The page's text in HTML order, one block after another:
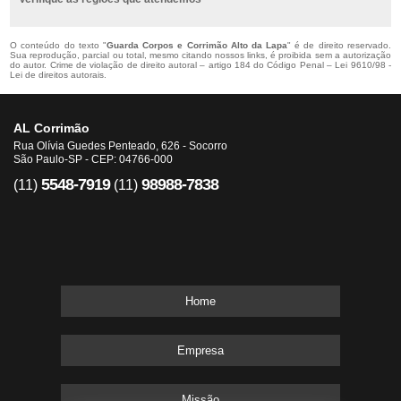
O conteúdo do texto "Guarda Corpos e Corrimão Alto da Lapa" é de direito reservado.
Sua reprodução, parcial ou total, mesmo citando nossos links, é proibida sem a autorização
do autor. Crime de violação de direito autoral – artigo 184 do Código Penal –Lei 9610/98 -
Lei de direitos autorais
AL Corrimão
Rua Olívia Guedes Penteado, 626 - Socorro
São Paulo-SP - CEP: 04766-000
(11) 5548-7919 (11) 98988-7838
Home
Empresa